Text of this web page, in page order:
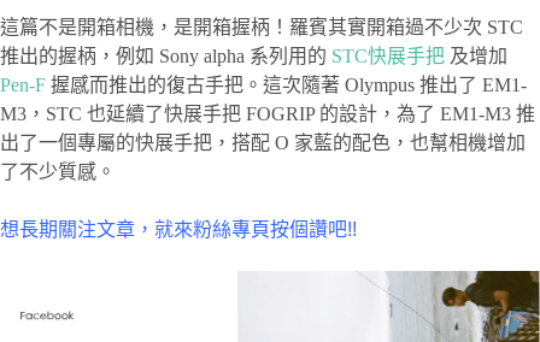
這篇不是開箱相機，是開箱握柄！羅賓其實開箱過不少次 STC
推出的握柄，例如 Sony alpha 系列用的 STC快展手把 及增加
Pen-F 握感而推出的復古手把。這次隨著 Olympus 推出了 EM1-
M3，STC 也延續了快展手把 FOGRIP 的設計，為了 EM1-M3 推
出了一個專屬的快展手把，搭配 O 家藍的配色，也幫相機增加
了不少質感。
想長期關注文章，就來粉絲專頁按個讚吧!!